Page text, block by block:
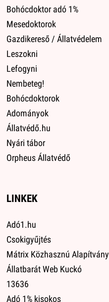
Bohócdoktor adó 1%
Mesedoktorok
Gazdikereső / Állatvédelem
Leszokni
Lefogyni
Nembeteg!
Bohócdoktorok
Adományok
Állatvédő.hu
Nyári tábor
Orpheus Állatvédő
LINKEK
Adó1.hu
Csokigyűjtés
Mátrix Közhasznú Alapítvány
Állatbarát Web Kuckó
13636
Adó 1% kisokos